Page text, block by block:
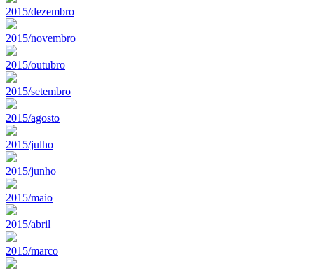
2015/dezembro
2015/novembro
2015/outubro
2015/setembro
2015/agosto
2015/julho
2015/junho
2015/maio
2015/abril
2015/marco